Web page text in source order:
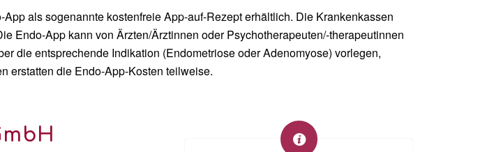
als sogenannte kostenfreie App-auf-Rezept erhältlich. Die Krankenkassen
Endo-App kann von Ärzten/Ärztinnen oder Psychotherapeuten/-therapeutinnen
die entsprechende Indikation (Endometriose oder Adenomyose) vorlegen,
erstatten die Endo-App-Kosten teilweise.